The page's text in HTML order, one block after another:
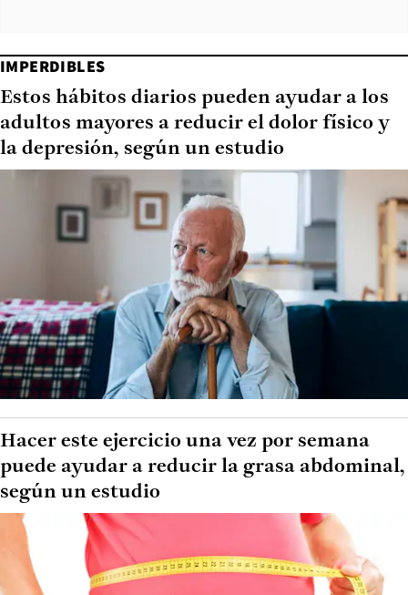
IMPERDIBLES
Estos hábitos diarios pueden ayudar a los
adultos mayores a reducir el dolor físico y
la depresión, según un estudio
Hacer este ejercicio una vez por semana
puede ayudar a reducir la grasa abdominal,
según un estudio